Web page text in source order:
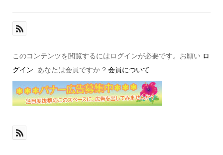
このコンテンツを閲覧するにはログインが必要です。お願い ロ
グイン . あなたは会員ですか ? 会員について